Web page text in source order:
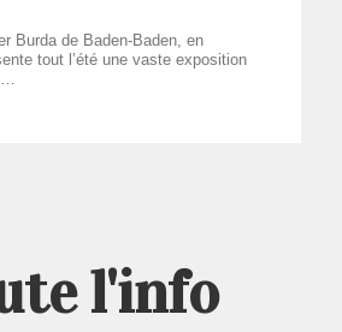
Burda de Baden-Baden, en
tout l’été une vaste exposition
…
l'info